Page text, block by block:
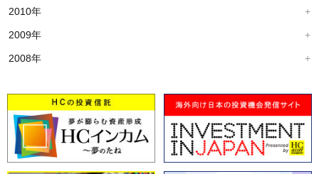
2010年
2009年
2008年